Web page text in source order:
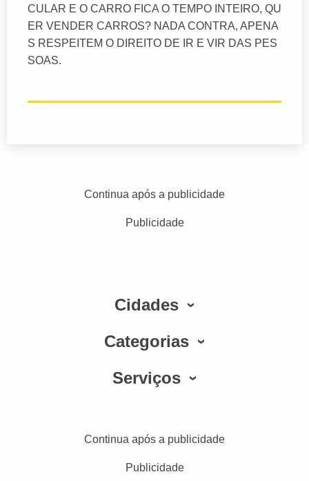
CULAR E O CARRO FICA O TEMPO INTEIRO, QU
ER VENDER CARROS? NADA CONTRA, APENA
S RESPEITEM O DIREITO DE IR E VIR DAS PES
SOAS.
Continua após a publicidade
Publicidade
Cidades
Categorias
Serviços
Continua após a publicidade
Publicidade